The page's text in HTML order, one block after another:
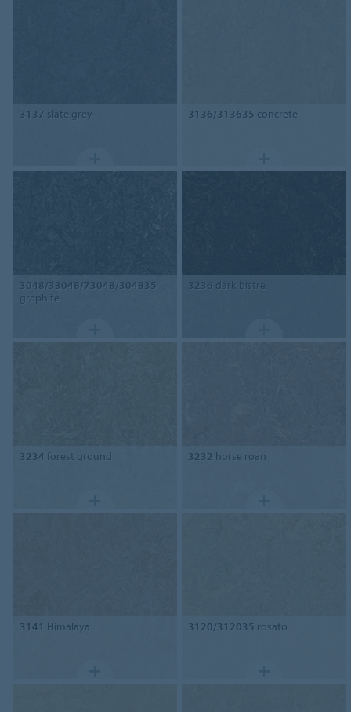
3137 slate grey 3136/313635 concrete
3048/33048/73048/304835
graphite
3236 dark bistre
3234 forest ground 3232 horse roan
3141 Himalaya 3120/312035 rosato